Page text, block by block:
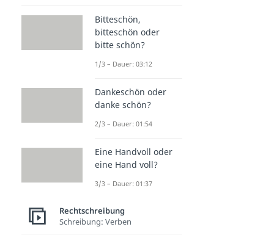
Bitteschön,
bitteschön oder
bitte schön?
1/3 – Dauer: 03:12
Dankeschön oder
danke schön?
2/3 – Dauer: 01:54
Eine Handvoll oder
eine Hand voll?
3/3 – Dauer: 01:37
Rechtschreibung
Schreibung: Verben